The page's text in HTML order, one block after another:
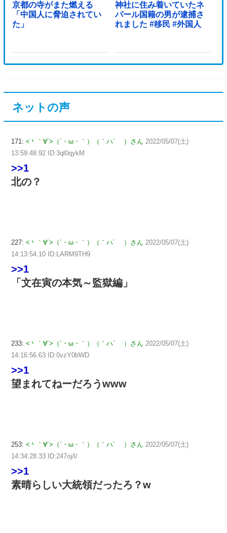
京都の寺がまた燃える
「中国人に脅迫されてい
た」
神社に住み着いていたネ
パール国籍の男が逮捕さ
れました #移民 #外国人
ネットの声
171: <丶｀∀´>（´・ω・｀）（｀ハ´ ）さん 2022/05/07(土)
13:59:48.92 ID:3ql0qykM
>>1
北の？
227: <丶｀∀´>（´・ω・｀）（｀ハ´ ）さん 2022/05/07(土)
14:13:54.10 ID:LARM9TH9
>>1
「文在寅の本気～監獄編」
233: <丶｀∀´>（´・ω・｀）（｀ハ´ ）さん 2022/05/07(土)
14:16:56.63 ID:0vzY0bWD
>>1
望まれてねーだろうwww
253: <丶｀∀´>（´・ω・｀）（｀ハ´ ）さん 2022/05/07(土)
14:34:28.33 ID:247oj/l/
>>1
素晴らしい大統領だったろ？w